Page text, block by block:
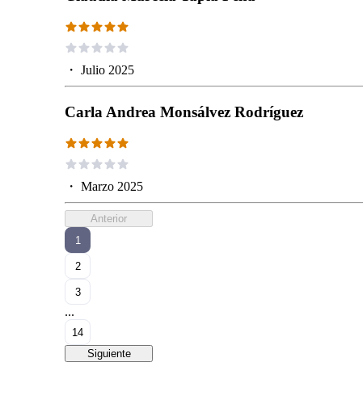
・ Julio 2025
Carla Andrea Monsálvez Rodríguez
・ Marzo 2025
Anterior
1
2
3
...
14
Siguiente